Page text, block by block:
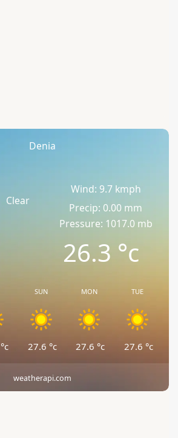
Denia
Clear
Wind: 9.7 kmph
Precip: 0.00 mm
Pressure: 1017.0 mb
26.3°c
°c
SUN
27.6 °c
MON
27.6 °c
TUE
27.6 °c
weatherapi.com